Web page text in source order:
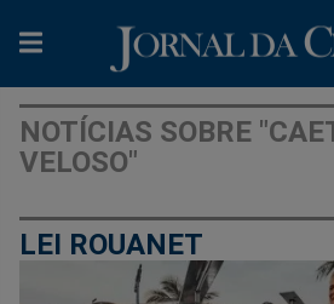
NOTÍCIAS SOBRE
VELOSO"
LEI ROUANET